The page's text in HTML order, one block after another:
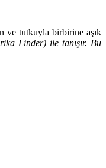
ve tutkuyla birbirine aşık
Linder) ile tanışır. Bu